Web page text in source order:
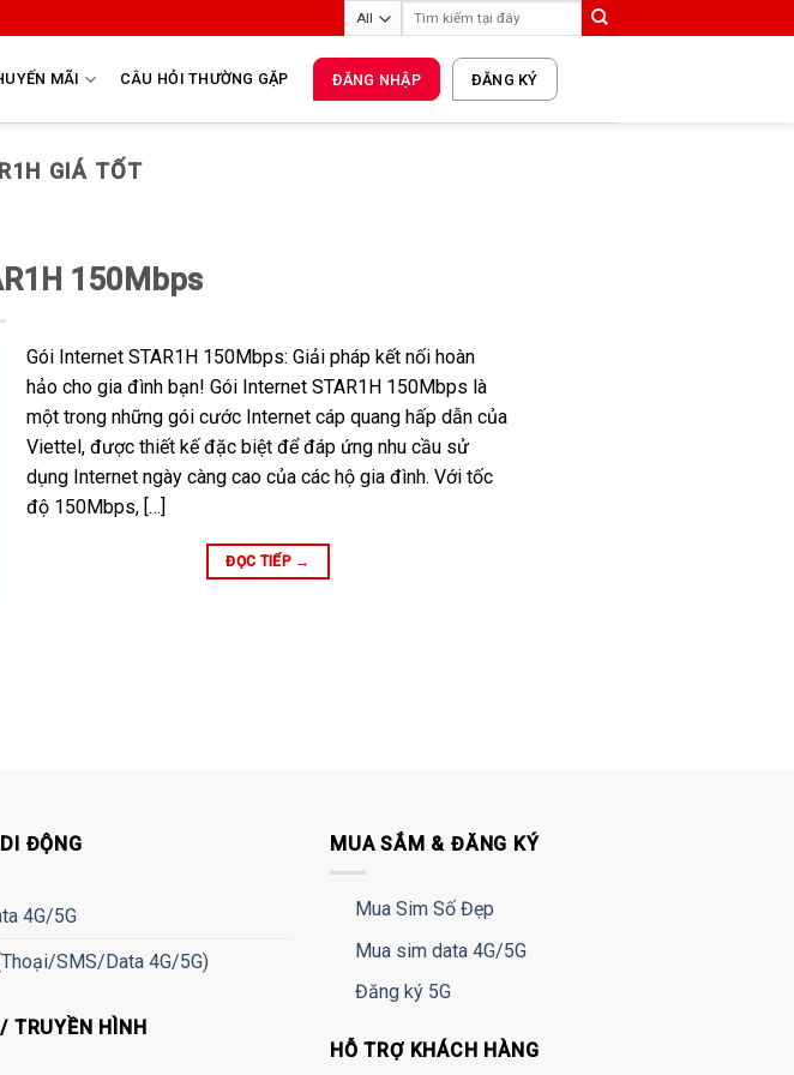
MÃI CÂU HỎI THƯỜNG GẶP ĐĂNG NHẬP ĐĂNG KÝ
GIÁ TỐT
150Mbps
Gói Internet STAR1H 150Mbps: Giải pháp kết nối hoàn
hảo cho gia đình bạn! Gói Internet STAR1H 150Mbps là
một trong những gói cước Internet cáp quang hấp dẫn của
Viettel, được thiết kế đặc biệt để đáp ứng nhu cầu sử
dụng Internet ngày càng cao của các hộ gia đình. Với tốc
độ 150Mbps, […]
ĐỌC TIẾP →
ĐỘNG
4G/5G
SMS/Data 4G/5G)
/ TRUYỀN HÌNH
MUA SẮM & ĐĂNG KÝ
Mua Sim Số Đẹp
Mua sim data 4G/5G
Đăng ký 5G
HỖ TRỢ KHÁCH HÀNG